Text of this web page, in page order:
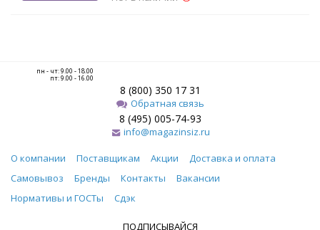
пн - чт: 9.00 - 18.00
пт: 9.00 - 16.00
8 (800) 350 17 31
Обратная связь
8 (495) 005-74-93
info@magazinsiz.ru
О компании Поставщикам Акции
Доставка и оплата
Самовывоз
Бренды Контакты
Вакансии
Нормативы и ГОСТы
Сдэк
ПОДПИСЫВАЙСЯ